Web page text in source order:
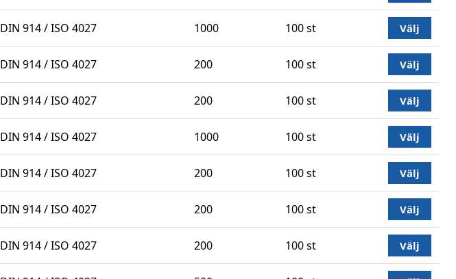
DIN 914 / ISO 4027 1000 100 st Välj
DIN 914 / ISO 4027 200 100 st Välj
DIN 914 / ISO 4027 200 100 st Välj
DIN 914 / ISO 4027 1000 100 st Välj
DIN 914 / ISO 4027 200 100 st Välj
DIN 914 / ISO 4027 200 100 st Välj
DIN 914 / ISO 4027 200 100 st Välj